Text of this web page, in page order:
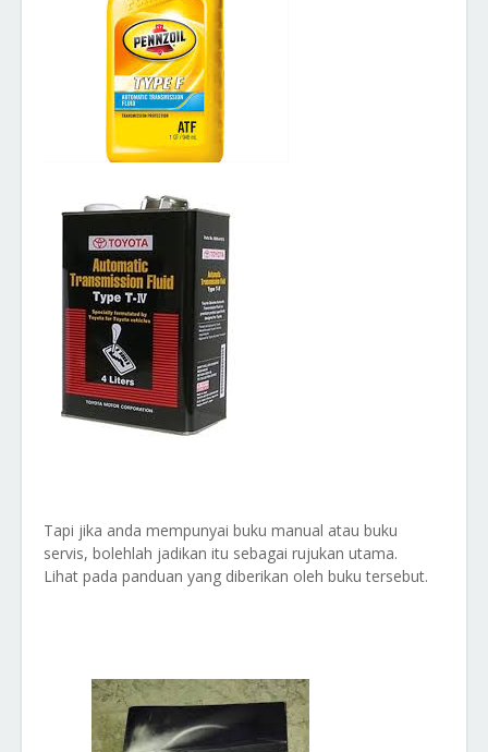
Tapi jika anda mempunyai buku manual atau buku
servis, bolehlah jadikan itu sebagai rujukan utama.
Lihat pada panduan yang diberikan oleh buku tersebut.